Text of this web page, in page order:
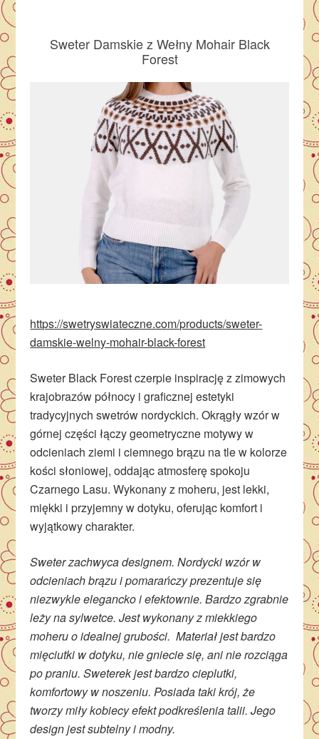
Sweter Damskie z Wełny Mohair Black
Forest
https://swetryswiateczne.com/products/sweter-
damskie-welny-mohair-black-forest
Sweter Black Forest czerpie inspirację z zimowych
krajobrazów północy i graficznej estetyki
tradycyjnych swetrów nordyckich. Okrągły wzór w
górnej części łączy geometryczne motywy w
odcieniach ziemi i ciemnego brązu na tle w kolorze
kości słoniowej, oddając atmosferę spokoju
Czarnego Lasu. Wykonany z moheru, jest lekki,
miękki i przyjemny w dotyku, oferując komfort i
wyjątkowy charakter.
Sweter zachwyca designem. Nordycki wzór w
odcieniach brązu i pomarańczy prezentuje się
niezwykle elegancko i efektownie. Bardzo zgrabnie
leży na sylwetce. Jest wykonany z miekkiego
moheru o idealnej grubości. Materiał jest bardzo
mięciutki w dotyku, nie gniecie się, ani nie rozciąga
po praniu. Sweterek jest bardzo cieplutki,
komfortowy w noszeniu. Posiada taki krój, że
tworzy miły kobiecy efekt podkreślenia talii. Jego
design jest subtelny i modny.